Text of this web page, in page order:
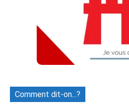
Comment dit-on...?